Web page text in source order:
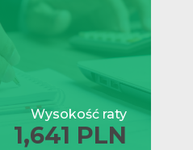
Wysokość raty
1,641 PLN